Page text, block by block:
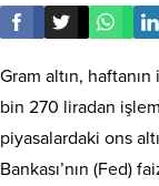
Gram altın,
bin 270 liradan
piyasalardaki ons
Bankası’nın (Fed)